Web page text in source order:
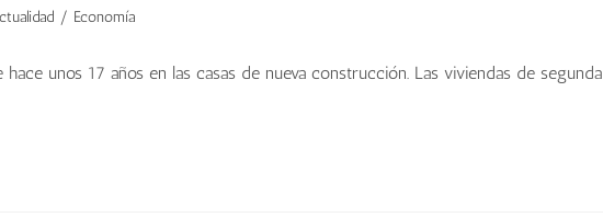
/ Economía
unos 17 años en las casas de nueva construcción. Las viviendas de segunda